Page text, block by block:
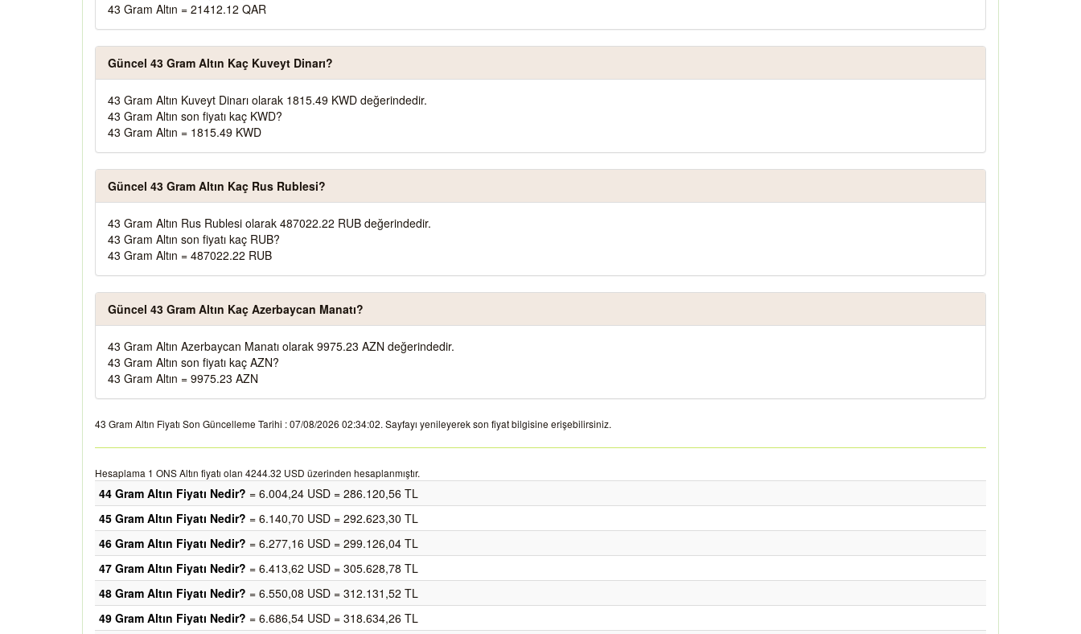
43 Gram Altın = 21412.12 QAR
Güncel 43 Gram Altın Kaç Kuveyt Dinarı?
43 Gram Altın Kuveyt Dinarı olarak 1815.49 KWD değerindedir.
43 Gram Altın son fiyatı kaç KWD?
43 Gram Altın = 1815.49 KWD
Güncel 43 Gram Altın Kaç Rus Rublesi?
43 Gram Altın Rus Rublesi olarak 487022.22 RUB değerindedir.
43 Gram Altın son fiyatı kaç RUB?
43 Gram Altın = 487022.22 RUB
Güncel 43 Gram Altın Kaç Azerbaycan Manatı?
43 Gram Altın Azerbaycan Manatı olarak 9975.23 AZN değerindedir.
43 Gram Altın son fiyatı kaç AZN?
43 Gram Altın = 9975.23 AZN
43 Gram Altın Fiyatı Son Güncelleme Tarihi : 07/08/2026 02:34:02. Sayfayı yenileyerek son fiyat bilgisine erişebilirsiniz.
Hesaplama 1 ONS Altın fiyatı olan 4244.32 USD üzerinden hesaplanmıştır.
44 Gram Altın Fiyatı Nedir? = 6.004,24 USD = 286.120,56 TL
45 Gram Altın Fiyatı Nedir? = 6.140,70 USD = 292.623,30 TL
46 Gram Altın Fiyatı Nedir? = 6.277,16 USD = 299.126,04 TL
47 Gram Altın Fiyatı Nedir? = 6.413,62 USD = 305.628,78 TL
48 Gram Altın Fiyatı Nedir? = 6.550,08 USD = 312.131,52 TL
49 Gram Altın Fiyatı Nedir? = 6.686,54 USD = 318.634,26 TL